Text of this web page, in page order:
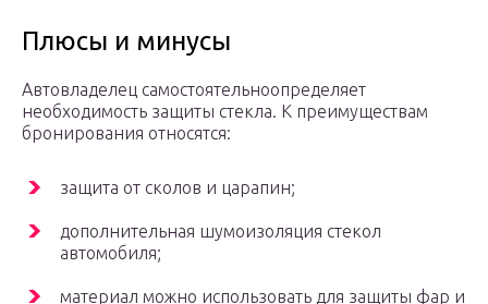
Плюсы и минусы
Автовладелец самостоятельноопределяет
необходимость защиты стекла. К преимуществам
бронирования относятся:
защита от сколов и царапин;
дополнительная шумоизоляция стекол
автомобиля;
материал можно использовать для защиты фар и